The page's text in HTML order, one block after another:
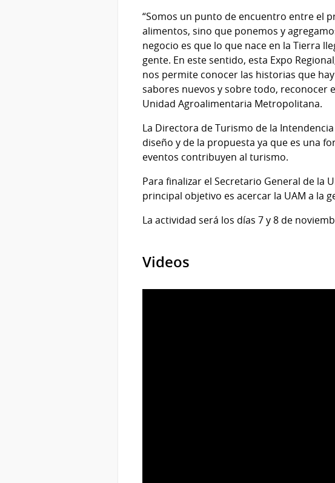
“Somos un punto de encuentro entre el
alimentos, sino que ponemos y
negocio es que lo que nace en la Tierra
gente. En este sentido, esta Expo
nos permite conocer las historias que
sabores nuevos y sobre todo, reconocer
Unidad Agroalimentaria Metropolitana.
La Directora de Turismo de la
diseño y de la propuesta ya que es una
eventos contribuyen al turismo.
Para finalizar el Secretario General de la
principal objetivo es acercar la UAM a la
La actividad será los días 7 y 8 de
Videos